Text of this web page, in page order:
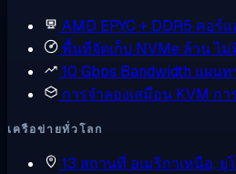
AMD EPYC + DDR5 คอร์
พื้นที่จัดเก็บ NVMe ล้วนไม่
10 Gbps Bandwidth แผนท
การจำลองเสมือน KVM กา
เครือข่ายทั่วโลก
13 สถานที่ อเมริกาเหนือ, ยุ